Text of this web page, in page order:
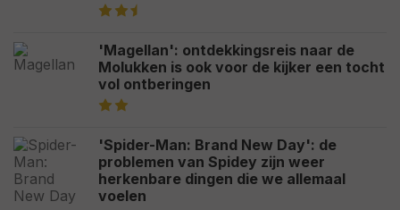
'Magellan': ontdekkingsreis naar de
Molukken is ook voor de kijker een tocht
vol ontberingen
'Spider-Man: Brand New Day': de
problemen van Spidey zijn weer
herkenbare dingen die we allemaal
voelen